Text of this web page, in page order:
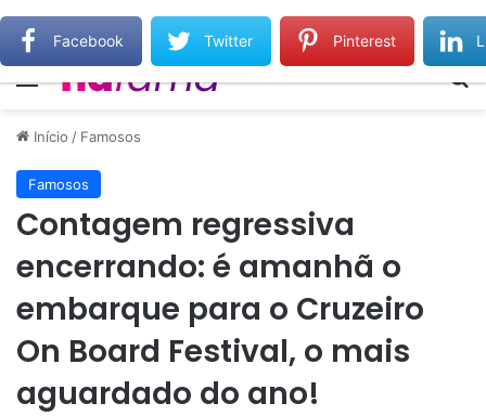
Gilberto Gil relembra Preta Gil e destaca força do legado deixado pela filha
Início / Famosos
Famosos
Contagem regressiva
encerrando: é amanhã o
embarque para o Cruzeiro
On Board Festival, o mais
aguardado do ano!
Facebook Twitter Pinterest